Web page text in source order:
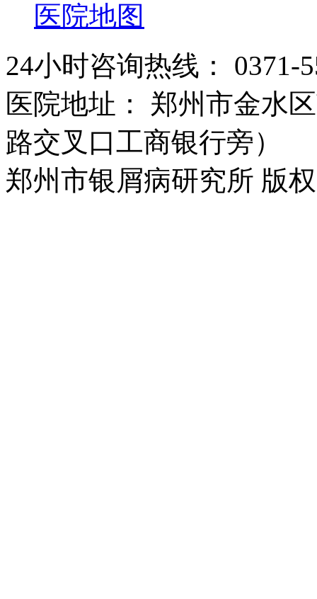
医院地图
24小时咨询热线： 0371-
医院地址： 郑州市金水
路交叉口工商银行旁）
郑州市银屑病研究所 版